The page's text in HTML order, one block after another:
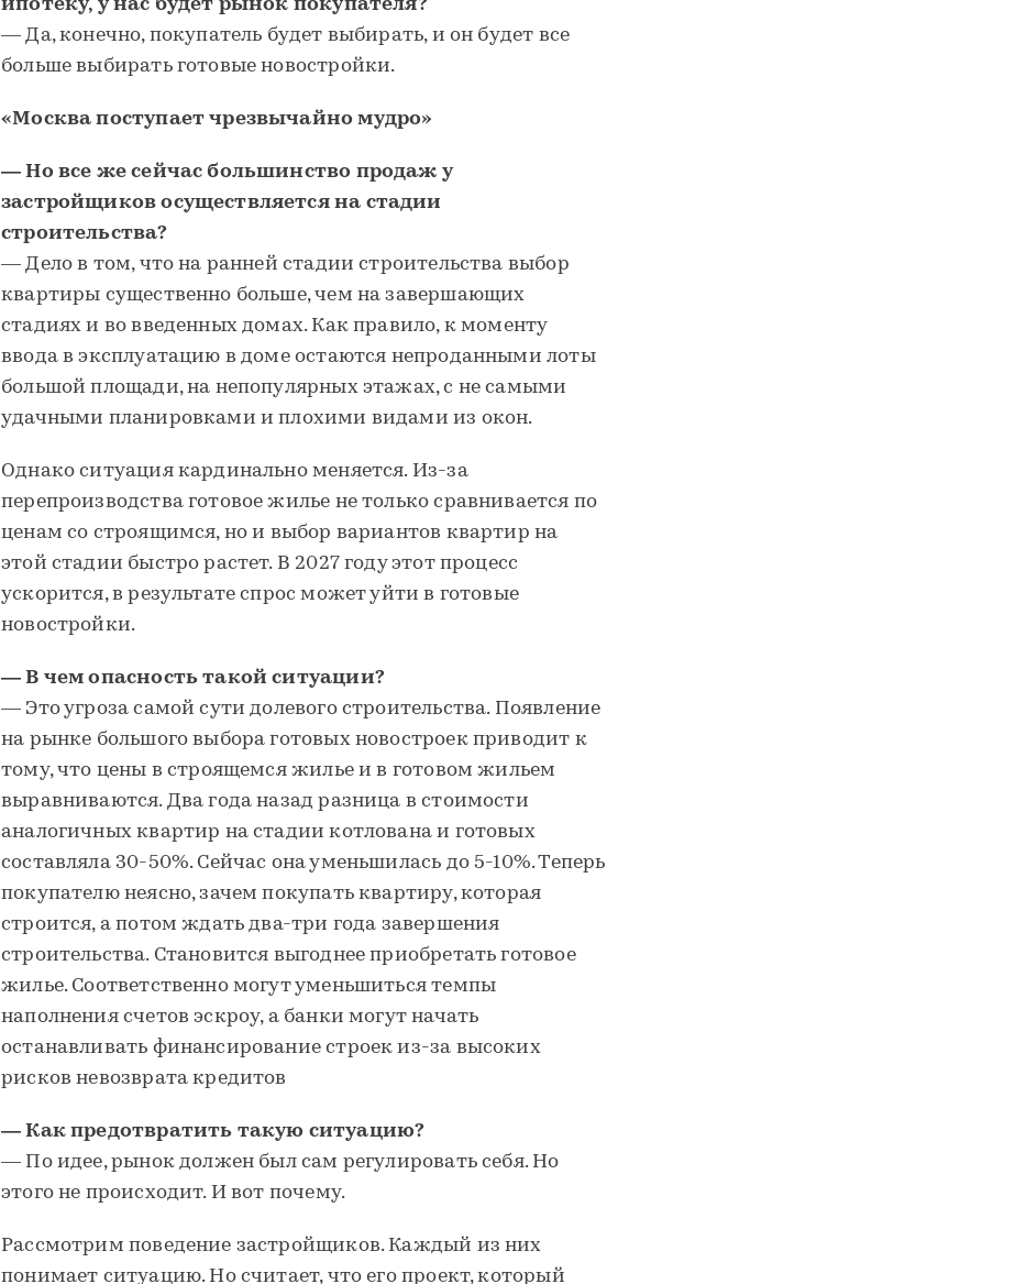
ипотеку, у нас будет рынок покупателя?
— Да, конечно, покупатель будет выбирать, и он будет все
больше выбирать готовые новостройки.
«Москва поступает чрезвычайно мудро»
— Но все же сейчас большинство продаж у
застройщиков осуществляется на стадии
строительства?
— Дело в том, что на ранней стадии строительства выбор
квартиры существенно больше, чем на завершающих
стадиях и во введенных домах. Как правило, к моменту
ввода в эксплуатацию в доме остаются непроданными лоты
большой площади, на непопулярных этажах, с не самыми
удачными планировками и плохими видами из окон.
Однако ситуация кардинально меняется. Из-за
перепроизводства готовое жилье не только сравнивается по
ценам со строящимся, но и выбор вариантов квартир на
этой стадии быстро растет. В 2027 году этот процесс
ускорится, в результате спрос может уйти в готовые
новостройки.
— В чем опасность такой ситуации?
— Это угроза самой сути долевого строительства. Появление
на рынке большого выбора готовых новостроек приводит к
тому, что цены в строящемся жилье и в готовом жильем
выравниваются. Два года назад разница в стоимости
аналогичных квартир на стадии котлована и готовых
составляла 30-50%. Сейчас она уменьшилась до 5-10%. Теперь
покупателю неясно, зачем покупать квартиру, которая
строится, а потом ждать два-три года завершения
строительства. Становится выгоднее приобретать готовое
жилье. Соответственно могут уменьшиться темпы
наполнения счетов эскроу, а банки могут начать
останавливать финансирование строек из-за высоких
рисков невозврата кредитов
— Как предотвратить такую ситуацию?
— По идее, рынок должен был сам регулировать себя. Но
этого не происходит. И вот почему.
Рассмотрим поведение застройщиков. Каждый из них
понимает ситуацию. Но считает, что его проект, который